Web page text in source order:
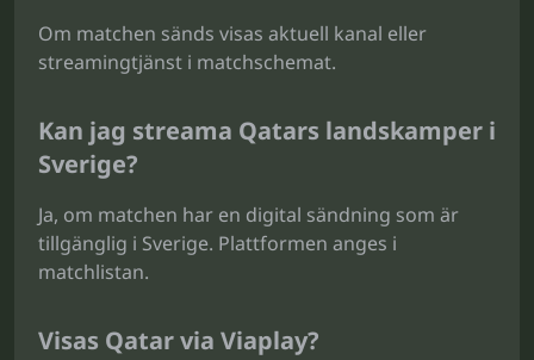
Om matchen sänds visas aktuell kanal eller
streamingtjänst i matchschemat.
Kan jag streama Qatars landskamper i
Sverige?
Ja, om matchen har en digital sändning som är
tillgänglig i Sverige. Plattformen anges i
matchlistan.
Visas Qatar via Viaplay?